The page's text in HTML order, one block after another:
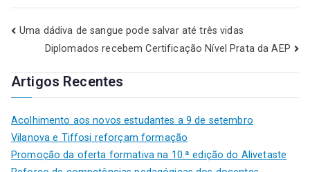
Uma dádiva de sangue pode salvar até três vidas
Diplomados recebem Certificação Nível Prata da AEP
Artigos Recentes
Acolhimento aos novos estudantes a 9 de setembro
Vilanova e Tiffosi reforçam formação
Promoção da oferta formativa na 10.ª edição do Alivetaste